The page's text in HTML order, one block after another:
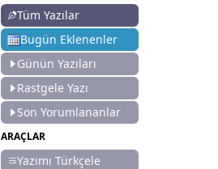
Tüm Yazılar
Bugün Eklenenler
Günün Yazıları
Rastgele Yazı
Son Yorumlananlar
ARAÇLAR
Yazımı Türkçele